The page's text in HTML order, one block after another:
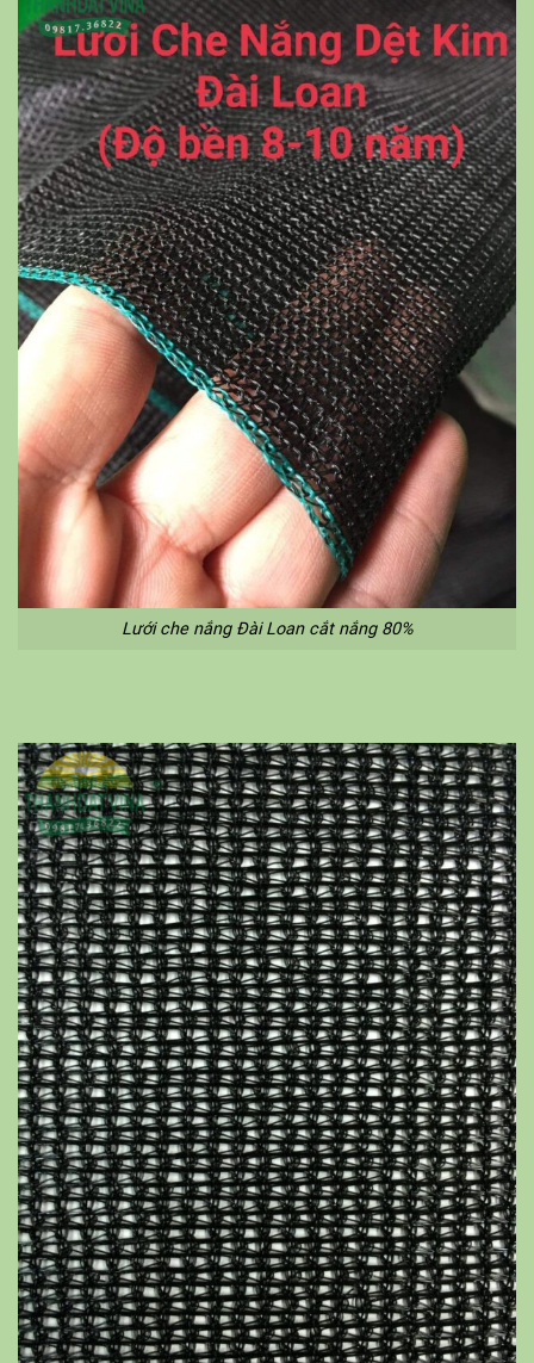
Lưới che nắng Đài Loan cắt nắng 80%